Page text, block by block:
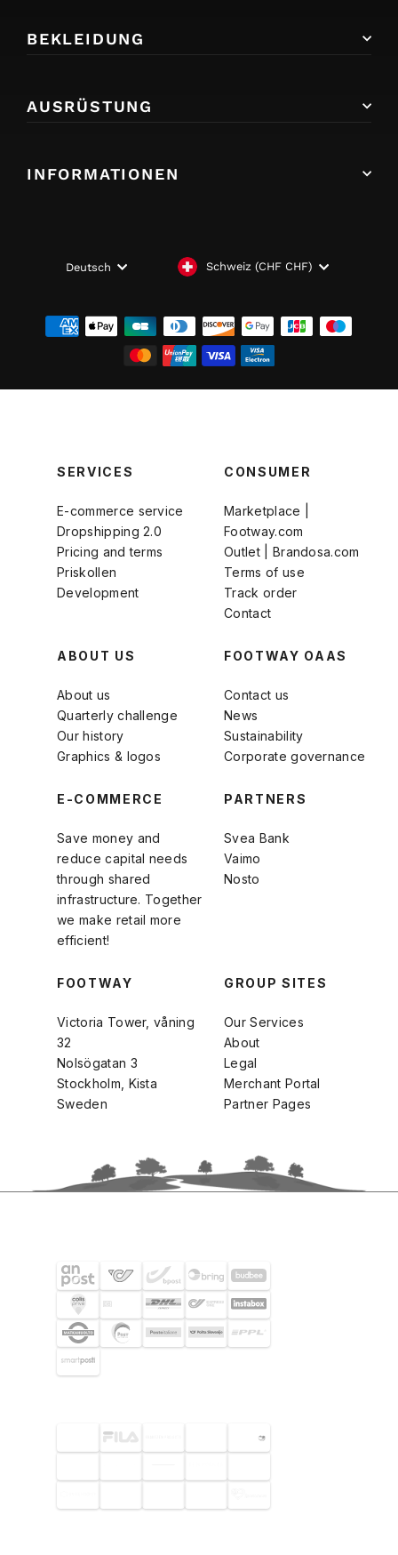
BEKLEIDUNG
AUSRÜSTUNG
INFORMATIONEN
SPRACHE
Deutsch WÄHRUNG
Schweiz (CHF CHF)
SERVICES
E-commerce service
Dropshipping 2.0
Pricing and terms
Priskollen
Development
CONSUMER
Marketplace |
Footway.com
Outlet | Brandosa.com
Terms of use
Track order
Contact
ABOUT US
About us
Quarterly challenge
Our history
Graphics & logos
FOOTWAY OAAS
Contact us
News
Sustainability
Corporate governance
E-COMMERCE
Save money and
reduce capital needs
through shared
infrastructure. Together
we make retail more
efficient!
PARTNERS
Svea Bank
Vaimo
Nosto
FOOTWAY
Victoria Tower, våning
32
Nolsögatan 3
Stockholm, Kista
Sweden
GROUP SITES
Our Services
About
Legal
Merchant Portal
Partner Pages